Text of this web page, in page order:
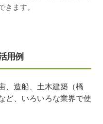
きます。
用例
、造船、土木建築（橋
ど、いろいろな業界で使